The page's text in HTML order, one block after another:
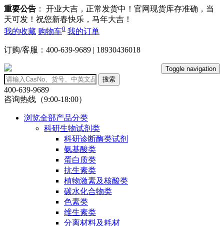
重要公告 ： 开业大吉，正常发货中！官网现货库存准确，当
天可发！祝您新春快乐，马年大吉！
我的收藏 购物车0 我的订单
订购/客服：400-639-9689 | 18930436018
Toggle navigation
搜索
400-639-9689
咨询热线（9:00-18:00）
浏览全部产品分类
科研生物试剂类
科研诊断酶类试剂
氨基酸类
蛋白质类
抗生素类
植物激素及核酸类
碳水化合物类
色素类
维生素类
分离材料及耗材